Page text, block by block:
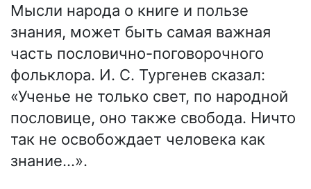
Мысли народа о книге и пользе
знания, может быть самая важная
часть пословично-поговорочного
фольклора. И. С. Тургенев сказал:
«Ученье не только свет, по народной
пословице, оно также свобода. Ничто
так не освобождает человека как
знание…».